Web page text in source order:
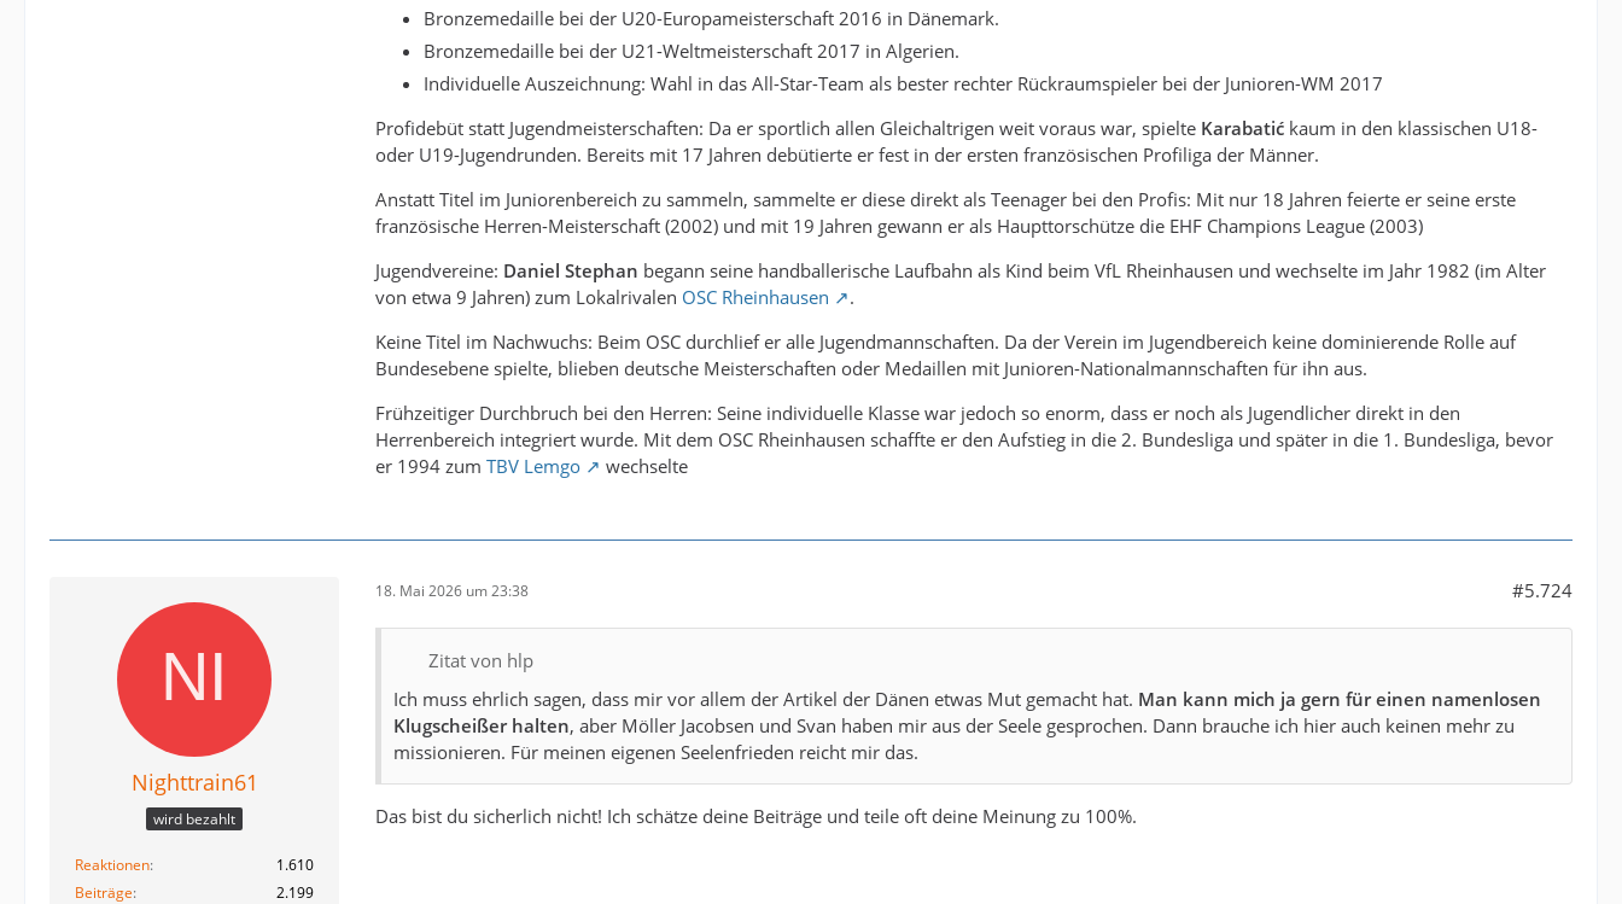
Bronzemedaille bei der U20-Europameisterschaft 2016 in Dänemark.
Bronzemedaille bei der U21-Weltmeisterschaft 2017 in Algerien.
Individuelle Auszeichnung: Wahl in das All-Star-Team als bester rechter Rückraumspieler bei der Junioren-WM 2017
Profidebüt statt Jugendmeisterschaften: Da er sportlich allen Gleichaltrigen weit voraus war, spielte Karabatić kaum in den klassischen U18-
oder U19-Jugendrunden. Bereits mit 17 Jahren debütierte er fest in der ersten französischen Profiliga der Männer.
Anstatt Titel im Juniorenbereich zu sammeln, sammelte er diese direkt als Teenager bei den Profis: Mit nur 18 Jahren feierte er seine erste
französische Herren-Meisterschaft (2002) und mit 19 Jahren gewann er als Haupttorschütze die EHF Champions League (2003)
Jugendvereine: Daniel Stephan begann seine handballerische Laufbahn als Kind beim VfL Rheinhausen und wechselte im Jahr 1982 (im Alter
von etwa 9 Jahren) zum Lokalrivalen OSC Rheinhausen
.
Keine Titel im Nachwuchs: Beim OSC durchlief er alle Jugendmannschaften. Da der Verein im Jugendbereich keine dominierende Rolle auf
Bundesebene spielte, blieben deutsche Meisterschaften oder Medaillen mit Junioren-Nationalmannschaften für ihn aus.
Frühzeitiger Durchbruch bei den Herren: Seine individuelle Klasse war jedoch so enorm, dass er noch als Jugendlicher direkt in den
Herrenbereich integriert wurde. Mit dem OSC Rheinhausen schaffte er den Aufstieg in die 2. Bundesliga und später in die 1. Bundesliga, bevor
er 1994 zum TBV Lemgo wechselte
Nighttrain61
wird bezahlt
Reaktionen
1.610
Beiträge
2.199
18. Mai 2026 um 23:38 #5.724
Zitat von hlp
Ich muss ehrlich sagen, dass mir vor allem der Artikel der Dänen etwas Mut gemacht hat. Man kann mich ja gern für einen namenlosen
Klugscheißer halten, aber Möller Jacobsen und Svan haben mir aus der Seele gesprochen. Dann brauche ich hier auch keinen mehr zu
missionieren. Für meinen eigenen Seelenfrieden reicht mir das.
Das bist du sicherlich nicht! Ich schätze deine Beiträge und teile oft deine Meinung zu 100%.